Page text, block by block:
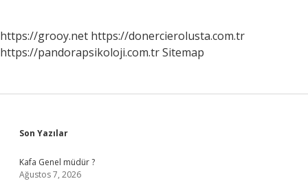
https://grooy.net https://donercierolusta.com.tr
https://pandorapsikoloji.com.trSitemap
Sidebar
Son Yazılar
Kafa Genel müdür ?
Ağustos 7, 2026